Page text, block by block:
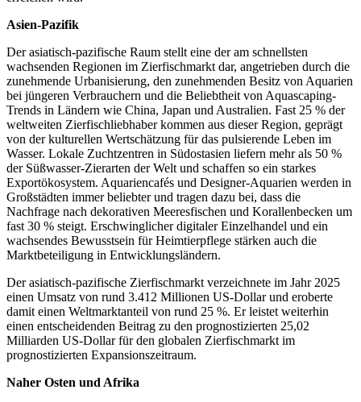
Asien-Pazifik
Der asiatisch-pazifische Raum stellt eine der am schnellsten
wachsenden Regionen im Zierfischmarkt dar, angetrieben durch die
zunehmende Urbanisierung, den zunehmenden Besitz von Aquarien
bei jüngeren Verbrauchern und die Beliebtheit von Aquascaping-
Trends in Ländern wie China, Japan und Australien. Fast 25 % der
weltweiten Zierfischliebhaber kommen aus dieser Region, geprägt
von der kulturellen Wertschätzung für das pulsierende Leben im
Wasser. Lokale Zuchtzentren in Südostasien liefern mehr als 50 %
der Süßwasser-Zierarten der Welt und schaffen so ein starkes
Exportökosystem. Aquariencafés und Designer-Aquarien werden in
Großstädten immer beliebter und tragen dazu bei, dass die
Nachfrage nach dekorativen Meeresfischen und Korallenbecken um
fast 30 % steigt. Erschwinglicher digitaler Einzelhandel und ein
wachsendes Bewusstsein für Heimtierpflege stärken auch die
Marktbeteiligung in Entwicklungsländern.
Der asiatisch-pazifische Zierfischmarkt verzeichnete im Jahr 2025
einen Umsatz von rund 3.412 Millionen US-Dollar und eroberte
damit einen Weltmarktanteil von rund 25 %. Er leistet weiterhin
einen entscheidenden Beitrag zu den prognostizierten 25,02
Milliarden US-Dollar für den globalen Zierfischmarkt im
prognostizierten Expansionszeitraum.
Naher Osten und Afrika